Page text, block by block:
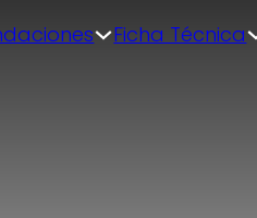
Ficha Técnica